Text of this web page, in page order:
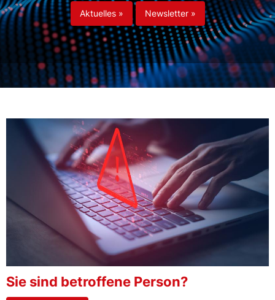
Aktuelles » Newsletter »
Sie sind betroffene Person?